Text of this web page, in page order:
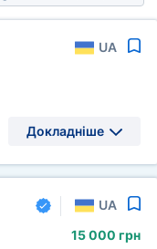
UA
Докладніше
UA
15 000 грн